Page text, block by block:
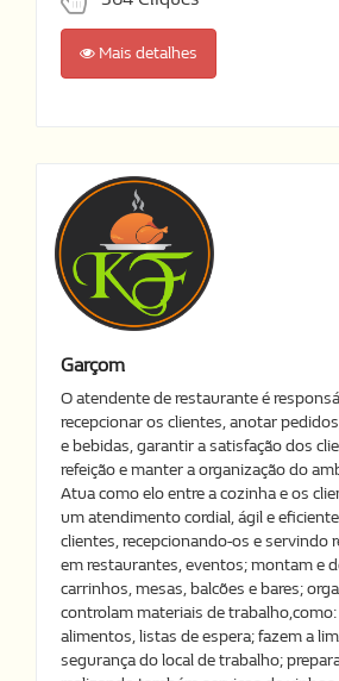
Mais detalhes
Garçom
O atendente de restaurante é
recepcionar os clientes, anotar
e bebidas, garantir a satisfação dos
refeição e manter a organização do
Atua como elo entre a cozinha e os
um atendimento cordial, ágil e
clientes, recepcionando-os e servindo
em restaurantes, eventos; montam e
carrinhos, mesas, balcões e bares;
controlam materiais de
alimentos, listas de espera; fazem a
segurança do local de trabalho;